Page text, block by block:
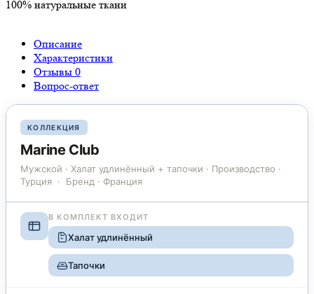
100% натуральные ткани
Описание
Характеристики
Отзывы 0
Вопрос-ответ
КОЛЛЕКЦИЯ
Marine Club
Мужской · Халат удлинённый + тапочки · Производство ·
Турция · Бренд · Франция
В КОМПЛЕКТ ВХОДИТ
Халат удлинённый
Тапочки